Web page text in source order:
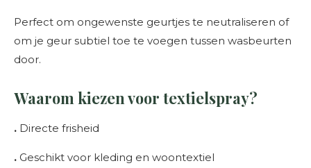
Perfect om ongewenste geurtjes te neutraliseren of
om je geur subtiel toe te voegen tussen wasbeurten
door.
Waarom kiezen voor textielspray?
. Directe frisheid
. Geschikt voor kleding en woontextiel